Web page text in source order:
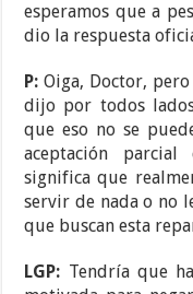
esperamos que a
dio la respuesta
P:Oiga, Doctor,
dijo por todos
que eso no se
aceptación parcial
significa que
servir de nada o no
que buscan esta
LGP: Tendría que